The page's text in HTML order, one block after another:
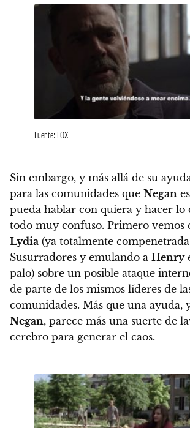
Fuente: FOX
Sin embargo, y más allá de su
para las comunidades que Negan
pueda hablar con quiera y hacer lo
todo muy confuso. Primero vemos
Lydia (ya totalmente
Susurradores y emulando a Henry
palo) sobre un posible ataque
de parte de los mismos líderes de
comunidades. Más que una ayuda,
Negan, parece más una suerte de
cerebro para generar el caos.